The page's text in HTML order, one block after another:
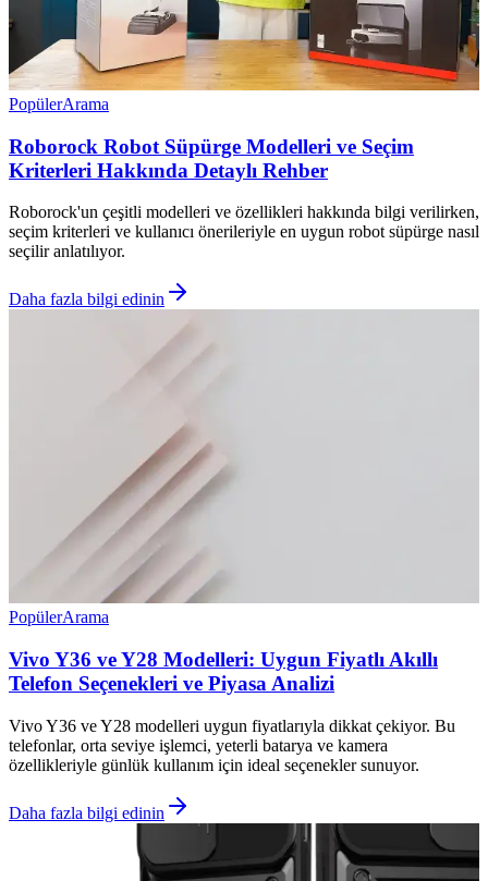
PopülerArama
Roborock Robot Süpürge Modelleri ve Seçim
Kriterleri Hakkında Detaylı Rehber
Roborock'un çeşitli modelleri ve özellikleri hakkında bilgi verilirken,
seçim kriterleri ve kullanıcı önerileriyle en uygun robot süpürge nasıl
seçilir anlatılıyor.
Daha fazla bilgi edinin
PopülerArama
Vivo Y36 ve Y28 Modelleri: Uygun Fiyatlı Akıllı
Telefon Seçenekleri ve Piyasa Analizi
Vivo Y36 ve Y28 modelleri uygun fiyatlarıyla dikkat çekiyor. Bu
telefonlar, orta seviye işlemci, yeterli batarya ve kamera
özellikleriyle günlük kullanım için ideal seçenekler sunuyor.
Daha fazla bilgi edinin